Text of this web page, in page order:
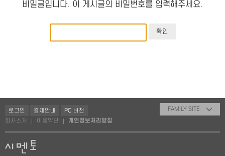
비밀글입니다. 이 게시글의 비밀번호를 입력해주세요.
로그인 결제안내
PC 버전
회사소개
이용약관 개인정보처리방침
FAMILY SITE